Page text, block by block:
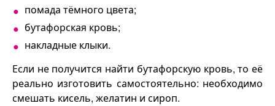
помада тёмного цвета;
бутафорская кровь;
накладные клыки.
Если не получится найти бутафорскую кровь, то её
реально изготовить самостоятельно: необходимо
смешать кисель, желатин и сироп.